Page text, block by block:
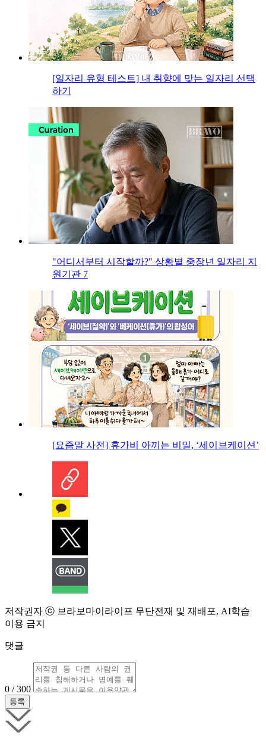
[일자리 유형 테스트] 내 취향에 맞는 일자리 선택
하기
"어디서부터 시작할까?" 상황별 중장년 일자리 지
원기관 7
[요즘말 사전] 휴가비 아끼는 비밀, ‘세이브케이션’
저작권자 ⓒ 브라보마이라이프 무단전재 및 재배포, AI학습
이용 금지
댓글
0 / 300